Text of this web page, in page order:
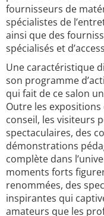
fournisseurs de
spécialistes de
ainsi que des
spécialisés et
Une caractéristique
son programme
qui fait de ce salon
Outre les
conseil, les visiteurs
spectaculaires, des
démonstrations
complète dans
moments forts
renommées, des
inspirantes qui
amateurs que les